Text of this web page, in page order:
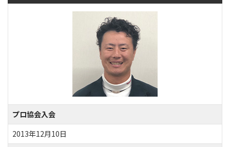
プロ協会入会
2013年12月10日